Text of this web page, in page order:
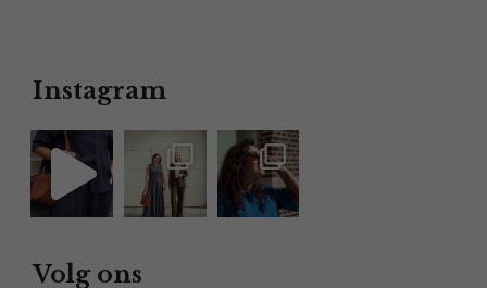
Instagram
Volg ons